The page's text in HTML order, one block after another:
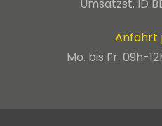
Umsatzst. ID
Anfahrt
Mo. bis Fr. 09h-